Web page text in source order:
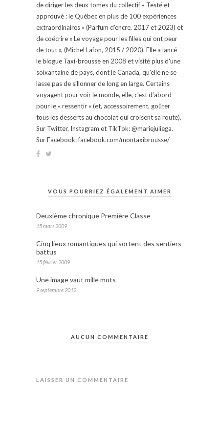
de diriger les deux tomes du collectif « Testé et
approuvé : le Québec en plus de 100 expériences
extraordinaires » (Parfum d'encre, 2017 et 2023) et
de coécrire « Le voyage pour les filles qui ont peur
de tout », (Michel Lafon, 2015 / 2020). Elle a lancé
le blogue Taxi-brousse en 2008 et visité plus d'une
soixantaine de pays, dont le Canada, qu'elle ne se
lasse pas de sillonner de long en large. Certains
voyagent pour voir le monde, elle, c’est d’abord
pour le « ressentir » (et, accessoirement, goûter
tous les desserts au chocolat qui croisent sa route).
Sur Twitter, Instagram et TikTok: @mariejuliega.
Sur Facebook: facebook.com/montaxibrousse/
VOUS POURRIEZ ÉGALEMENT AIMER
Deuxième chronique Première Classe
15 mars 2009
Cinq lieux romantiques qui sortent des sentiers
battus
15 février 2009
Une image vaut mille mots
9 septembre 2012
AUCUN COMMENTAIRE
LAISSER UN COMMENTAIRE